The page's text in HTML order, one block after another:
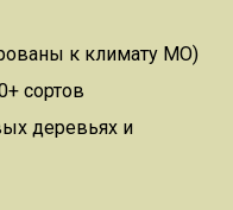
к климату МО)
сортов
деревьях и